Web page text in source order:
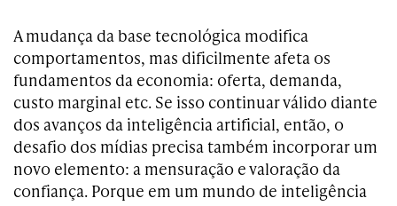
A mudança da base tecnológica modifica
comportamentos, mas dificilmente afeta os
fundamentos da economia: oferta, demanda,
custo marginal etc. Se isso continuar válido diante
dos avanços da inteligência artificial, então, o
desafio dos mídias precisa também incorporar um
novo elemento: a mensuração e valoração da
confiança. Porque em um mundo de inteligência